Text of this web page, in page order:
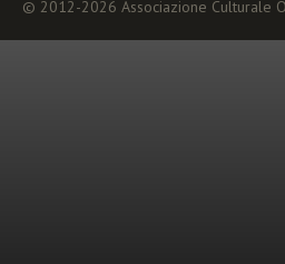
© 2012-2026 Associazione Culturale